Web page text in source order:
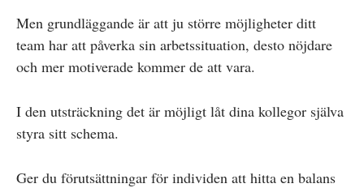
Men grundläggande är att ju större möjligheter ditt
team har att påverka sin arbetssituation, desto nöjdare
och mer motiverade kommer de att vara.
I den utsträckning det är möjligt låt dina kollegor själva
styra sitt schema.
Ger du förutsättningar för individen att hitta en balans